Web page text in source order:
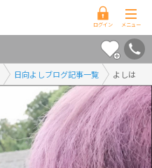
日向よしブログ記事一覧 よしは